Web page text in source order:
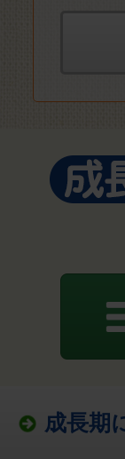
成長期